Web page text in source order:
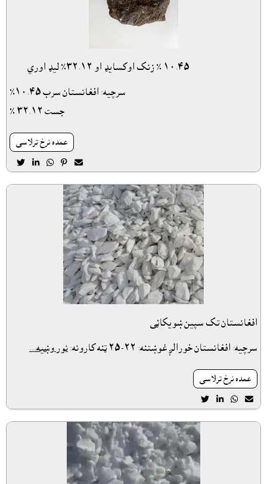
١٠.٤٥ ٪ زنک اوکسايډ او ٣٢.١٢٪ ليډ اوري
سرچيه: افغانستان سرب ١٠.٤٥٪
جست ٣٢.١٢ ٪
عمده نرخ ترلاسى
    
افغانستان تک سپين ښويکاڼى
سرچيه: افغانستان خورالږ غوښتنه: ٢٢-٢٥ ټنه کارونه: نور وښيه...
عمده نرخ ترلاسى
   